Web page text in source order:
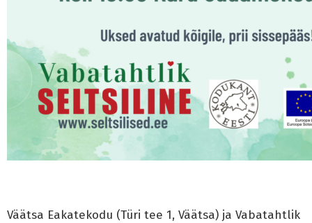
Väätsa Eakatekodu (Türi tee 1, Väätsa) ja Vabatahtlik